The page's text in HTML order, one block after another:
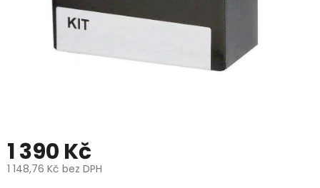
1 390 Kč
1 148,76 Kč bez DPH